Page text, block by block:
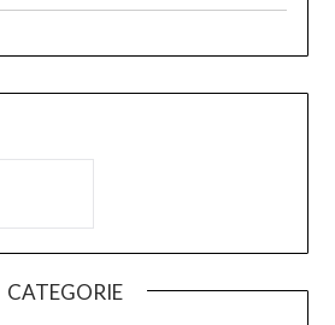
CATEGORIE